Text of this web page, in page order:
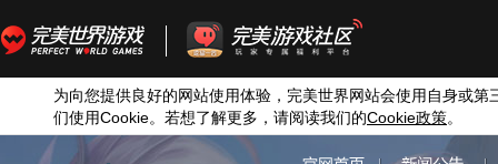
为向您提供良好的网站使用体验，完美世界网站会使用自身或第
们使用Cookie。若想了解更多，请阅读我们的Cookie政策。